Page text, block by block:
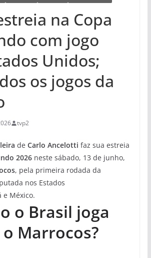
na Copa
com jogo
Unidos;
os jogos da
tvp2
de Carlo Ancelotti faz sua estreia
2026neste sábado, 13 de junho,
, pela primeira rodada da
nos Estados
e México.
o Brasil joga
Marrocos?